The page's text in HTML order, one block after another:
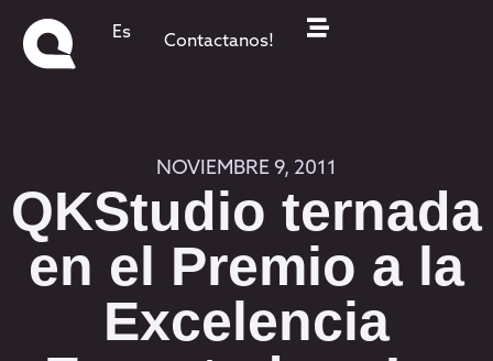
Es Contactanos!
NOVIEMBRE 9, 2011
QKStudio ternada
en el Premio a la
Excelencia